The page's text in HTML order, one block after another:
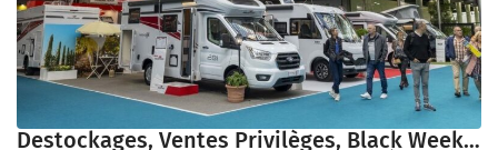
Destockages, Ventes Privilèges, Black Week…